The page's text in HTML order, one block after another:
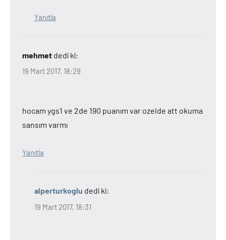
Yanıtla
mehmet dedi ki:
19 Mart 2017, 18:29
hocam ygs1 ve 2de 190 puanım var ozelde att okuma
sansım varmı
Yanıtla
alperturkoglu dedi ki:
19 Mart 2017, 18:31